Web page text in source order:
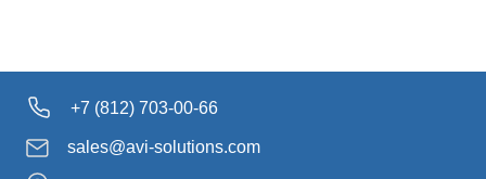
+7 (812) 703-00-66
sales@avi-solutions.com